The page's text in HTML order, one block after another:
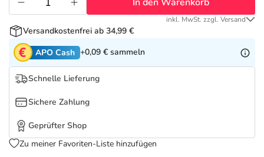
Tierapotheke
Vitamine & Mineralstoffe
Marken
Salus Deals
inkl. MwSt. zzgl. Versand
Versandkostenfrei ab 34,99 €
APO Cash +0,09 € sammeln
Schnelle Lieferung
Sichere Zahlung
Geprüfter Shop
Zu meiner Favoriten-Liste hinzufügen